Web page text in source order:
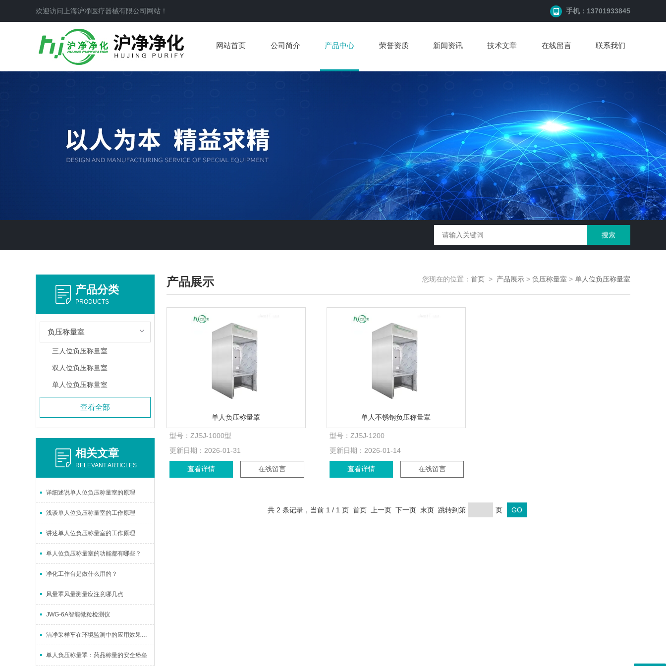
欢迎访问上海沪净医疗器械有限公司网站！ 手机：13701933845
网站首页 公司简介 产品中心 荣誉资质 新闻资讯 技术文章 在线留言 联系我们
产品分类
PRODUCTS
负压称量室
三人位负压称量室
双人位负压称量室
单人位负压称量室
查看全部
相关文章
RELEVANT ARTICLES
详细述说单人位负压称量室的原理
浅谈单人位负压称量室的工作原理
讲述单人位负压称量室的工作原理
单人位负压称量室的功能都有哪些？
净化工作台是做什么用的？
风量罩风量测量应注意哪几点
JWG-6A智能微粒检测仪
洁净采样车在环境监测中的应用效果验证
单人负压称量罩：药品称量的安全堡垒
产品展示 您现在的位置： 首页 > 产品展示 > 负压称量室 > 单人位负压称量室
单人负压称量罩
型号： ZJSJ-1000型
更新日期： 2026-01-31
查看详情 在线留言
单人不锈钢负压称量罩
型号： ZJSJ-1200
更新日期： 2026-01-14
查看详情 在线留言
共 2 条记录，当前 1 / 1 页 首页 上一页 下一页 末页 跳转到第 页